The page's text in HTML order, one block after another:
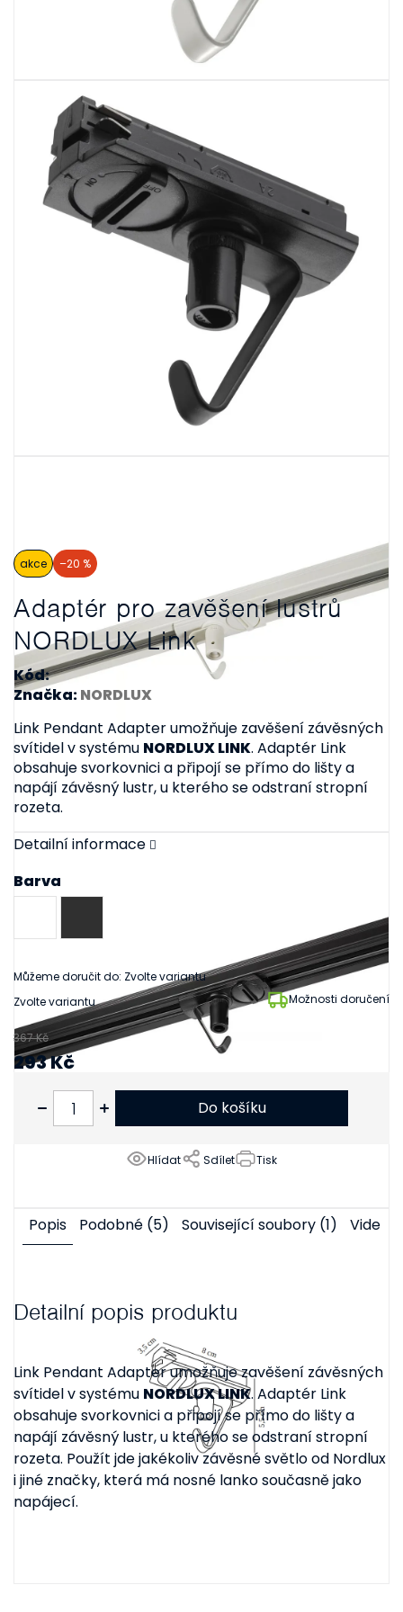
Adaptér pro zavěšení lustrů
NORDLUX Link
Kód:
akce –20 %
Značka:NORDLUX
Zvolte variantu Možnosti doručení
Barva
Můžeme doručit do: Zvolte variantu
Link Pendant Adapterumožňuje zavěšení závěsných
svítidel v systému NORDLUX LINK. Adaptér Link
obsahuje svorkovnici a připojí se přímo do lišty a
napájí závěsný lustr, u kterého se odstraní stropní
rozeta.
Detailní informace
Tisk
Hlídat Sdílet
367 Kč
293 Kč
Do košíku
Popis Podobné (5) Související soubory (1) Videa
Detailní popis produktu
Link Pendant Adapterumožňuje zavěšení závěsných
svítidel v systému NORDLUX LINK. Adaptér Link
obsahuje svorkovnici a připojí se přímo do lišty a
napájí závěsný lustr, u kterého se odstraní stropní
rozeta. Použít jde jakékoliv závěsné světlo od Nordlux
i jiné značky, která má nosné lanko současně jako
napájecí.